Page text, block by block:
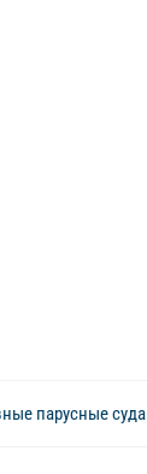
парусные суда